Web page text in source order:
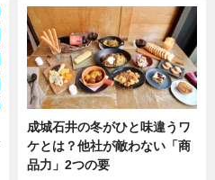
成城石井の冬がひと味違うワ
ケとは？他社が敵わない「商
品力」2つの要